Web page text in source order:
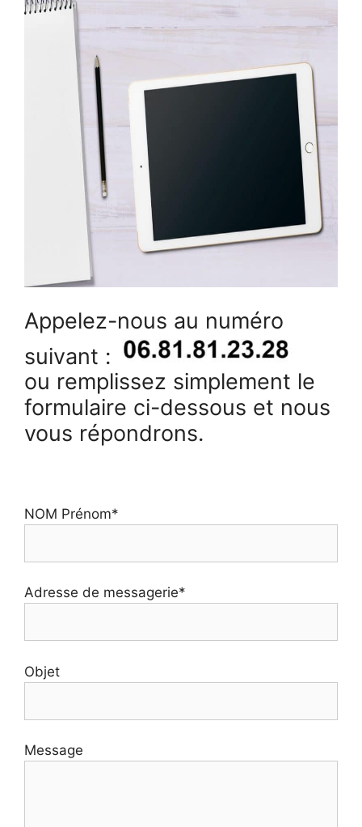
Appelez-nous au numéro
suivant :
ou remplissez simplement le
formulaire ci-dessous et nous
vous répondrons.
NOM Prénom*
Adresse de messagerie*
Objet
Message